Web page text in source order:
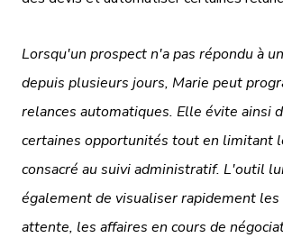
Lorsqu'un prospect n'a pas répondu à
depuis plusieurs jours, Marie peut
relances automatiques. Elle évite ainsi
certaines opportunités tout en limitant
consacré au suivi administratif. L'outil
également de visualiser rapidement les
attente, les affaires en cours de